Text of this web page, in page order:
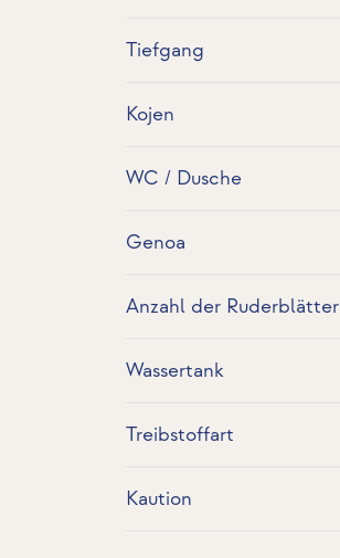
Tiefgang
Kojen
WC / Dusche
Genoa
Anzahl der Ruderblätter
Wassertank
Treibstoffart
Kaution